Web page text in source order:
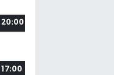
20:00
17:00